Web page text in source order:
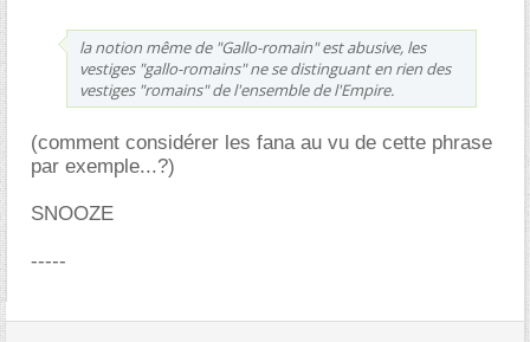
la notion même de "Gallo-romain" est abusive, les
vestiges "gallo-romains" ne se distinguant en rien des
vestiges "romains" de l'ensemble de l'Empire.
(comment considérer les fana au vu de cette phrase
par exemple...?)
SNOOZE
-----